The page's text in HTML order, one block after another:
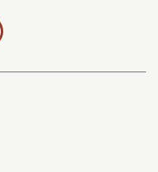
rf på X
TELA rf Bluesky:ssa
TELA rf på
TELA